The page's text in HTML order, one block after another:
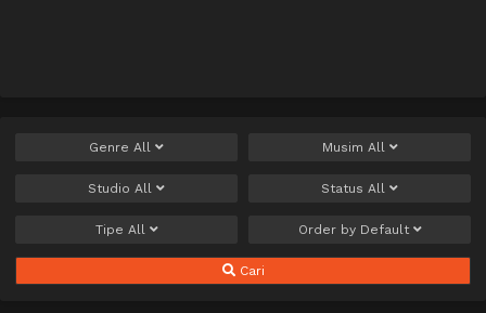
Genre All Musim All
Studio All Status All
Tipe All Order by Default
Cari